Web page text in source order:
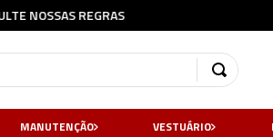
REGRAS
MANUTENÇÃO VESTUÁRIO